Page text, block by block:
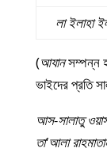
লা ইলাহা
(আযানসম্পন্ন
ভাইদের প্রতি
আস-সালাতু
তা'আলা